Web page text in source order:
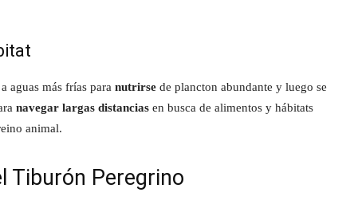
aguas más frías para nutrirse de plancton abundante y luego se
navegar largas distancias en busca de alimentos y hábitats
animal.
Tiburón Peregrino